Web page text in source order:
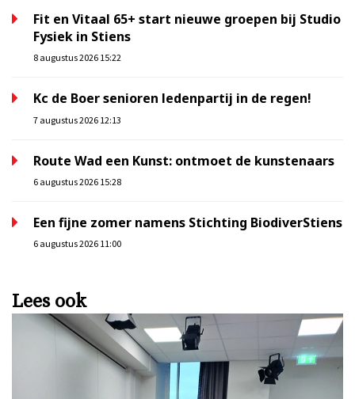
Fit en Vitaal 65+ start nieuwe groepen bij Studio
Fysiek in Stiens
8 augustus 2026 15:22
Kc de Boer senioren ledenpartij in de regen!
7 augustus 2026 12:13
Route Wad een Kunst: ontmoet de kunstenaars
6 augustus 2026 15:28
Een fijne zomer namens Stichting BiodiverStiens
6 augustus 2026 11:00
Lees ook